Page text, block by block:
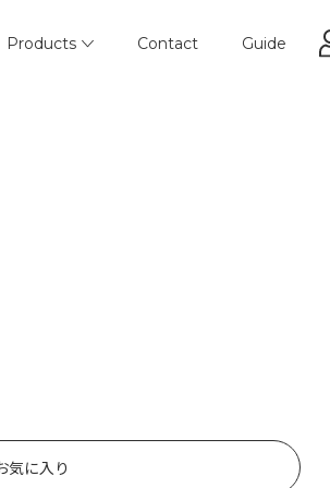
Products Contact Guide
気に入り